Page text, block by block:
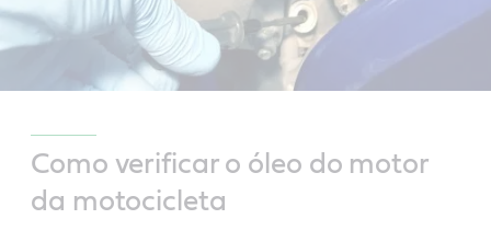
Como verificar o óleo do motor
da motocicleta